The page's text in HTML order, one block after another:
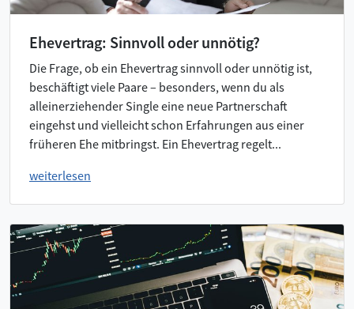
Ehevertrag: Sinnvoll oder unnötig?
Die Frage, ob ein Ehevertrag sinnvoll oder unnötig ist,
beschäftigt viele Paare – besonders, wenn du als
alleinerziehender Single eine neue Partnerschaft
eingehst und vielleicht schon Erfahrungen aus einer
früheren Ehe mitbringst. Ein Ehevertrag regelt...
weiterlesen